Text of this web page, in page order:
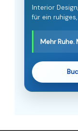
Interior
für ein
Mehr Ruhe.